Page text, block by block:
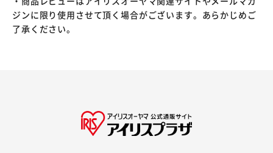
ジンに限り使用させて頂く場合がございます。あらかじめご
了承ください。